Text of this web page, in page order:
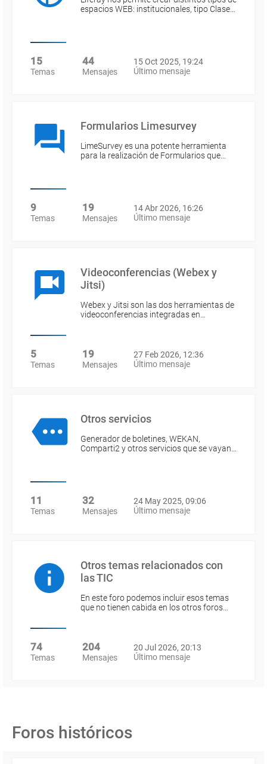
espacios WEB: institucionales, tipo Clase…
15
Temas
44
Mensajes
15 Oct 2025, 19:24
Último mensaje
Formularios Limesurvey
LimeSurvey es una potente herramienta
para la realización de Formularios que…
9
Temas
19
Mensajes
14 Abr 2026, 16:26
Último mensaje
Videoconferencias (Webex y
Jitsi)
Webex y Jitsi son las dos herramientas de
videoconferencias integradas en…
5
Temas
19
Mensajes
27 Feb 2026, 12:36
Último mensaje
Otros servicios
Generador de boletines, WEKAN,
Comparti2 y otros servicios que se vayan…
11
Temas
32
Mensajes
24 May 2025, 09:06
Último mensaje
Otros temas relacionados con
las TIC
En este foro podemos incluir esos temas
que no tienen cabida en los otros foros…
74
Temas
204
Mensajes
20 Jul 2026, 20:13
Último mensaje
Foros históricos